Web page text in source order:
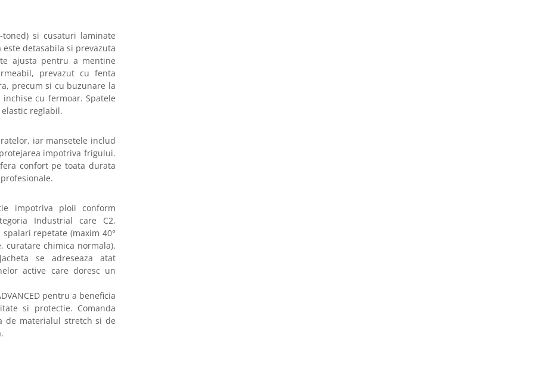
si cusaturi laminate
detasabila si prevazuta
ajusta pentru a mentine
prevazut cu fenta
precum si cu buzunare la
cu fermoar. Spatele
reglabil.
iar mansetele includ
impotriva frigului.
confort pe toata durata
impotriva ploii conform
Industrial care C2,
repetate (maxim 40°
curatare chimica normala).
se adreseaza atat
active care doresc un
pentru a beneficia
si protectie. Comanda
de materialul stretch si de